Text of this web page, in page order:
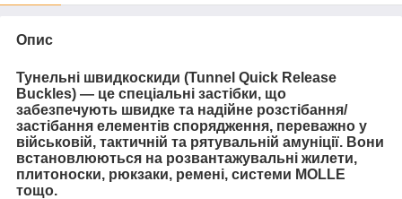
Опис
Тунельні швидкоскиди (Tunnel Quick Release
Buckles) — це спеціальні застібки, що
забезпечують швидке та надійне розстібання/
застібання елементів спорядження, переважно у
військовій, тактичній та рятувальній амуніції. Вони
встановлюються на розвантажувальні жилети,
плитоноски, рюкзаки, ремені, системи MOLLE
тощо.